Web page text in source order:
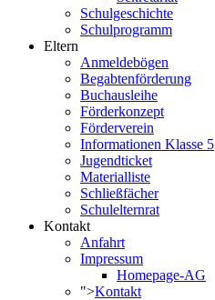
Schulgeschichte
Schulprogramm
Eltern
Anmeldebögen
Begabtenförderung
Buchausleihe
Förderkonzept
Förderverein
Informationen Klasse 5
Jugendticket
Materialliste
Schließfächer
Schulelternrat
Kontakt
Anfahrt
Impressum
Homepage-AG
">Kontakt